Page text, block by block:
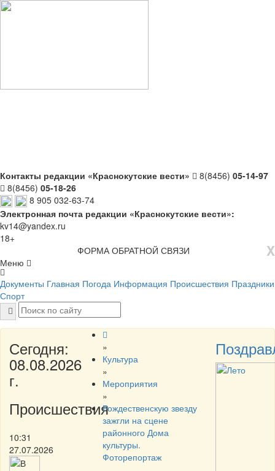
Контакты редакции «Краснокутские вести» 8(8456) 05-14-97
8(8456) 05-18-26
8 905 032-63-74
Электронная почта редакции «Краснокутские вести»:
kv14@yandex.ru
18+
X
ФОРМА ОБРАТНОЙ СВЯЗИ
Меню
Документы Главная Погода Информация Происшествия Праздники
Спорт
Сегодня:
08.08.2026
г.
Происшествия
10:31
27.07.2026
»
Культура
»
Мероприятия
»
Рождественскую звезду
зажгли на сцене
районного Дома
культуры.
Фоторепортаж